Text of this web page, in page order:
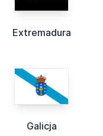
Extremadura
Galicja